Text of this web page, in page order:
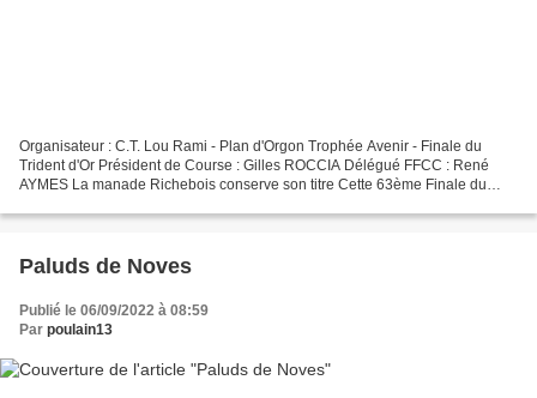
Organisateur : C.T. Lou Rami - Plan d'Orgon Trophée Avenir - Finale du
Trident d'Or Président de Course : Gilles ROCCIA Délégué FFCC : René
AYMES La manade Richebois conserve son titre Cette 63ème Finale du
Paluds de Noves
Publié le 06/09/2022 à 08:59
Par poulain13